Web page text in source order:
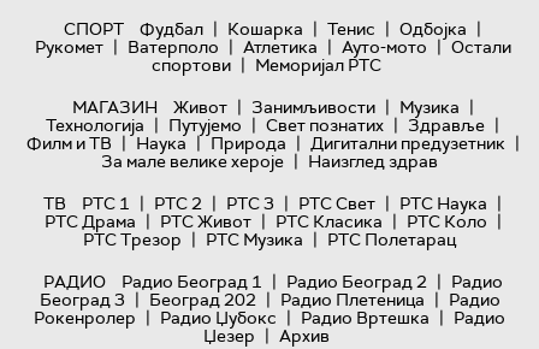
СПОРТ
Фудбал | Кошарка | Тенис | Одбојка |
Рукомет | Ватерполо | Атлетика | Ауто-мото | Остали
спортови | Меморијал РТС
МАГАЗИН
Живот | Занимљивости | Музика |
Технологијa | Путујемо | Свет познатих | Здравље |
Филм и ТВ | Наука | Природа | Дигитални предузетник |
За мале велике хероје | Наизглед здрав
ТВ
РТС 1 | РТС 2 | РТС 3 | РТС Свет | РТС Наука |
РТС Драма | РТС Живот | РТС Класика | РТС Коло |
РТС Трезор | РТС Музика | РТС Полетарац
РАДИО
Радио Београд 1 | Радио Београд 2 | Радио
Београд 3 | Београд 202 | Радио Плетеница | Радио
Рокенролер | Радио Џубокс | Радио Вртешка | Радио
Џезер | Архив